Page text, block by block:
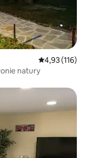
Średnia
4,93 (116)
natury